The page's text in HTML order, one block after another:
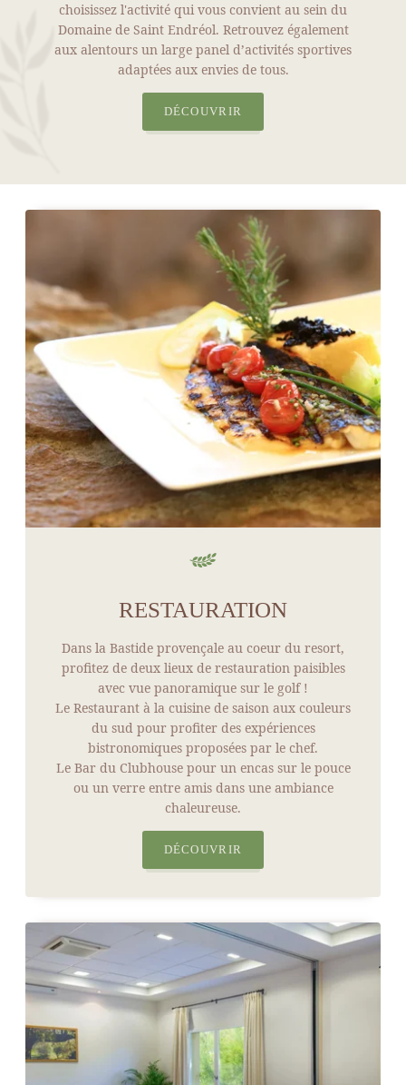
choisissez l'activité qui vous convient au sein du
Domaine de Saint Endréol. Retrouvez également
aux alentours un large panel d’activités sportives
adaptées aux envies de tous.
DÉCOUVRIR
RESTAURATION
Dans la Bastide provençale au coeur du resort,
profitez de deux lieux de restauration paisibles
avec vue panoramique sur le golf !
Le Restaurant à la cuisine de saison aux couleurs
du sud pour profiter des expériences
bistronomiques proposées par le chef.
Le Bar du Clubhouse pour un encas sur le pouce
ou un verre entre amis dans une ambiance
chaleureuse.
DÉCOUVRIR